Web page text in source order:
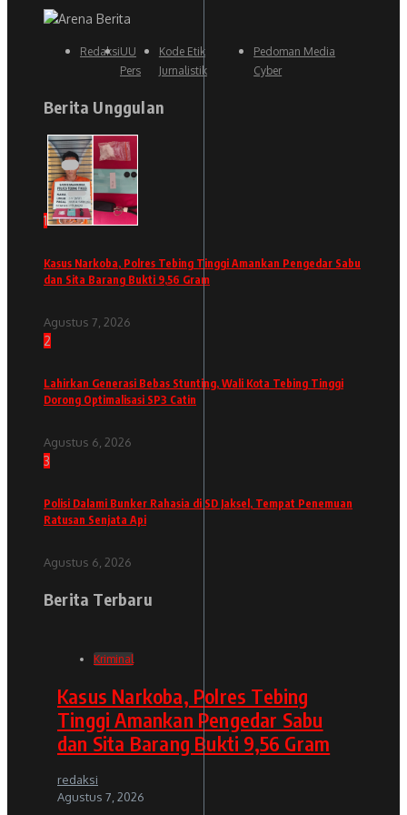
RedaksiUU
Pers
Kode Etik
Jurnalistik
Pedoman Media
Cyber
Berita Unggulan
1
Kasus Narkoba, Polres Tebing Tinggi Amankan Pengedar Sabu
dan Sita Barang Bukti 9,56 Gram
Agustus 7, 2026
2
Lahirkan Generasi Bebas Stunting, Wali Kota Tebing Tinggi
Dorong Optimalisasi SP3 Catin
Agustus 6, 2026
3
Polisi Dalami Bunker Rahasia di SD Jaksel, Tempat Penemuan
Ratusan Senjata Api
Agustus 6, 2026
Berita Terbaru
Kriminal
Kasus Narkoba, Polres Tebing
Tinggi Amankan Pengedar Sabu
dan Sita Barang Bukti 9,56 Gram
redaksi
Agustus 7, 2026